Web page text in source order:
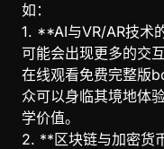
如：
1. **AI与VR/AR技术
可能会出现更多的交
在线观看免费完整版
众可以身临其境地体
学价值。
2. **区块链与加密货